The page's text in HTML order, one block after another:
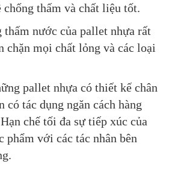
chống thấm và chất liệu tốt.
thấm nước của pallet nhựa rất
chặn mọi chất lỏng và các loại
pallet nhựa có thiết kế chân
có tác dụng ngăn cách hàng
chế tối đa sự tiếp xúc của
phẩm với các tác nhân bên